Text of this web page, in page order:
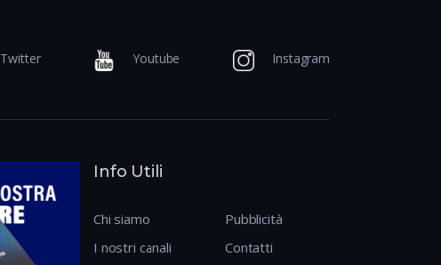
Twitter Youtube Instagram
Info Utili
Chi siamo
I nostri canali
Pubblicità
Contatti